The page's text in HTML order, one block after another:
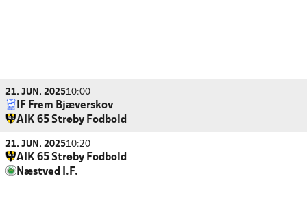
21. JUN. 202510:00
IF Frem Bjæverskov
AIK 65 Strøby Fodbold
21. JUN. 202510:20
AIK 65 Strøby Fodbold
Næstved I.F.